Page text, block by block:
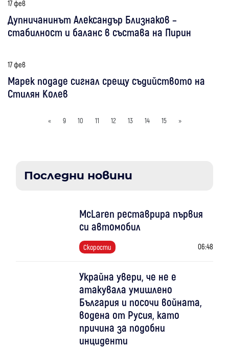
17 фев
Дупничанинът Александър Близнаков –
стабилност и баланс в състава на Пирин
17 фев
Марек подаде сигнал срещу съдийството на
Стилян Колев
« 9 10 11 12 13 14 15 »
Последни новини
McLaren реставрира първия
си автомобил
Скорости 06:48
Украйна увери, че не е
атакувала умишлено
България и посочи войната,
водена от Русия, като
причина за подобни
инциденти